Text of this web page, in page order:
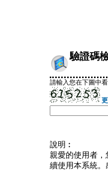
驗證碼
請輸入您在下圖中
說明︰
親愛的使用者
續使用本系統。